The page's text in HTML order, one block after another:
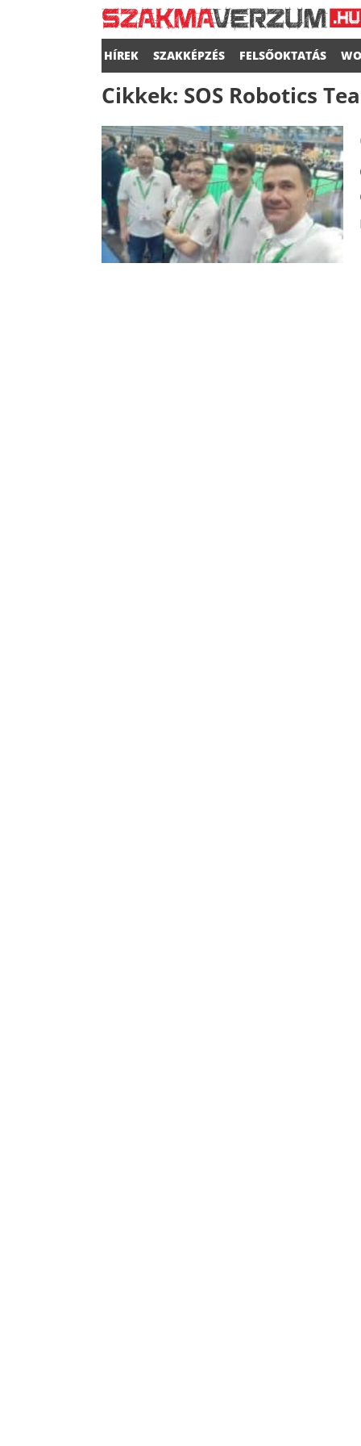
HÍREK SZAKKÉPZÉS FELSŐOKTATÁS
Cikkek: SOS Robotics